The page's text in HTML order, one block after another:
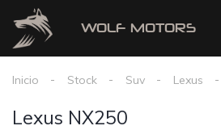
Inicio Stock Suv Lexus
Lexus NX250